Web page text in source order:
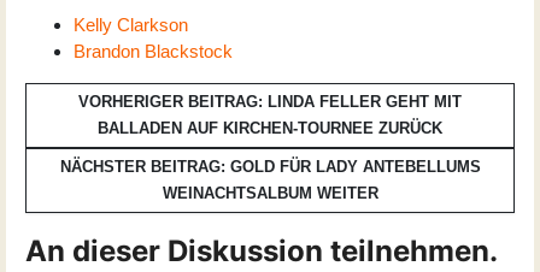
Kelly Clarkson
Brandon Blackstock
VORHERIGER BEITRAG: LINDA FELLER GEHT MIT
BALLADEN AUF KIRCHEN-TOURNEE ZURÜCK
NÄCHSTER BEITRAG: GOLD FÜR LADY ANTEBELLUMS
WEINACHTSALBUM WEITER
An dieser Diskussion teilnehmen.